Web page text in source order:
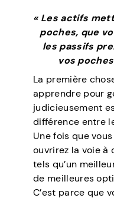
« Les actifs
poches, que
les passifs
vos
La première
apprendre pour
judicieusement
différence entre
Une fois que
ouvrirez la voie à
tels qu’un
de meilleures
C’est parce que